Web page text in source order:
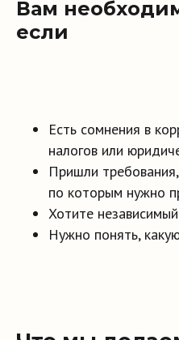
Вам
если
Есть сомнения в
налогов или
Пришли
по которым нужно
Хотите
Нужно понять,